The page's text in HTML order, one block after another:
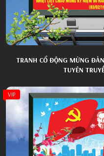
TRANH CỔ ĐỘNG MỪNG
TUYÊN
VIP